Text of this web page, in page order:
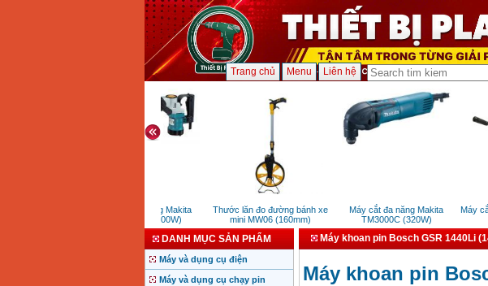
Trang chủ Menu Liên hệ
Máy đục bê tông Makita
HM0810TA (900W)
Thước lăn đo đường bánh xe
mini MW06 (160mm)
Máy cắt đa năng Makita
TM3000C (320W)
Máy
DANH MỤC SẢN PHẨM
Máy và dụng cụ điện
Máy và dụng cụ chạy pin
Máy khoan pin Bosch GSR 1440Li
Máy khoan pin